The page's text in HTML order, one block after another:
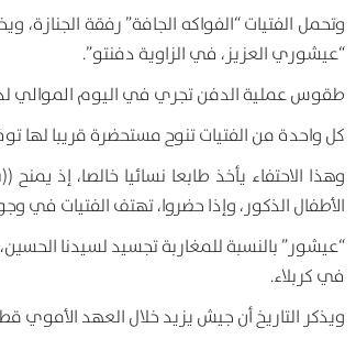
وتحمل الفتيات “الفواكه الجافة” رفقة الجنازة،
“عيشوري العزيز، في الزاوية دفنتو”.
طقوس عملية الدفن تجري في اليوم الموالي لذكرى
كل واحدة من الفتيات تنوح مستحضرة قريبا لها
وهذا الاحتفاء يأخذ طابعا نسائيا خالصا، إذ
الأطفال الذكور، وإذا حضروا، تهتف الفتيات
“عيشور” بالنسبة للمغاربة تجسيد لسيدنا
في كربلاء.
ويذكر التاريخ أن جيش يزيد خلال العهد الأموي